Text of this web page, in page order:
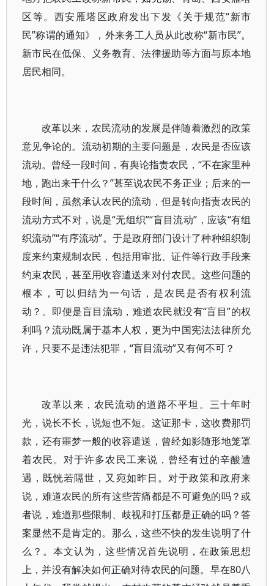
区等。西安雁塔区政府发出下发《关于规范“新市
民”称谓的通知》，外来务工人员从此改称“新市民”。
新市民在低保、义务教育、法律援助等方面与原本地
居民相同。
改革以来，农民流动的发展是伴随着激烈的政策
意见争论的。流动初期的主要问题是，农民是否应该
流动。曾经一段时间，有舆论指责农民，“不在家里种
地，跑出来干什么？”甚至说农民不务正业；后来的一
段时间，虽然承认农民的流动，但是转向指责农民的
流动方式不对，说是“无组织”“盲目流动”，应该“有组
织流动”“有序流动”。于是政府部门设计了种种组织制
度来约束规制农民，包括用审批、证件等行政手段来
约束农民，甚至用收容遣送来对付农民。这些问题的
根本，可以归结为一句话，是农民是否有权利流
动？。即便是盲目流动，难道农民就没有“盲目”的权
利吗？流动既属于基本人权，更为中国宪法法律所允
许，只要不是违法犯罪，“盲目流动”又有何不可？
改革以来，农民流动的道路不平坦。三十年时
光，说长不长，说短也不短。这证那卡，这收费那罚
款，还有噩梦一般的收容遣送，曾经如影随形地笼罩
着农民。对于许多农民工来说，曾经有过的辛酸遭
遇，既恍若隔世，又宛如昨日。对于政策和政府来
说，难道农民的所有这些苦痛都是不可避免的吗？或
者说，难道那些限制、歧视和打压都是正确的吗？答
案显然不是肯定的。那么，这些不快的发生说明了什
么？。本文认为，这些情况首先说明，在政策思想
上，并没有解决如何正确对待农民的问题。早在80八